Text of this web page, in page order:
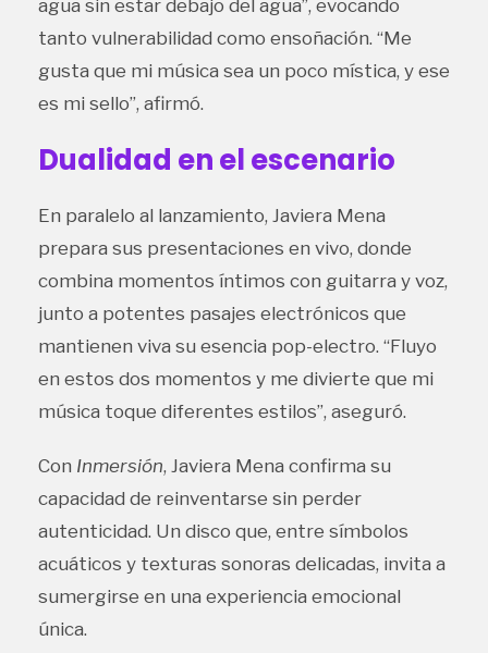
agua sin estar debajo del agua”, evocando
tanto vulnerabilidad como ensoñación. “Me
gusta que mi música sea un poco mística, y ese
es mi sello”, afirmó.
Dualidad en el escenario
En paralelo al lanzamiento, Javiera Mena
prepara sus presentaciones en vivo, donde
combina momentos íntimos con guitarra y voz,
junto a potentes pasajes electrónicos que
mantienen viva su esencia pop-electro. “Fluyo
en estos dos momentos y me divierte que mi
música toque diferentes estilos”, aseguró.
Con Inmersión, Javiera Mena confirma su
capacidad de reinventarse sin perder
autenticidad. Un disco que, entre símbolos
acuáticos y texturas sonoras delicadas, invita a
sumergirse en una experiencia emocional
única.